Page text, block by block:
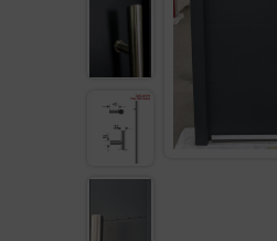
SEITENTEIL
FENSTER
KUNSTSTOFF HAUSTÜR
TERRASSENTÜR